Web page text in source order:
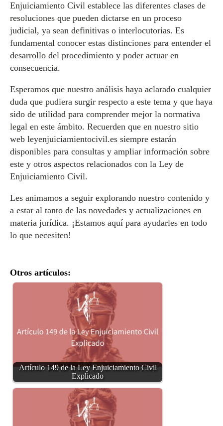
Enjuiciamiento Civil establece las diferentes clases de
resoluciones que pueden dictarse en un proceso
judicial, ya sean definitivas o interlocutorias. Es
fundamental conocer estas distinciones para entender el
desarrollo del procedimiento y poder actuar en
consecuencia.
Esperamos que nuestro análisis haya aclarado cualquier
duda que pudiera surgir respecto a este tema y que haya
sido de utilidad para comprender mejor la normativa
legal en este ámbito. Recuerden que en nuestro sitio
web leyenjuiciamientocivil.es siempre estarán
disponibles para consultas y ampliar información sobre
este y otros aspectos relacionados con la Ley de
Enjuiciamiento Civil.
Les animamos a seguir explorando nuestro contenido y
a estar al tanto de las novedades y actualizaciones en
materia jurídica. ¡Estamos aquí para ayudarles en todo
lo que necesiten!
Otros artículos:
Artículo 149 de la Ley Enjuiciamiento Civil
Explicado